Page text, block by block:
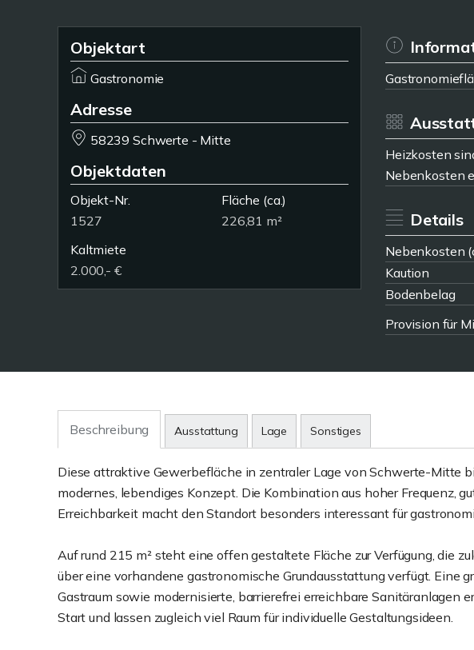
Objektart
Gastronomie
Adresse
58239 Schwerte - Mitte
Objektdaten
Objekt-Nr.
1527
Fläche (ca.)
226,81 m²
Kaltmiete
2.000,- €
Heizkosten
Nebenkosten
Details
Nebenkosten
Kaution
Bodenbelag
Provision für
Beschreibung Ausstattung Lage Sonstiges
Diese attraktive Gewerbefläche in zentraler Lage von Schwerte-Mitte
modernes, lebendiges Konzept. Die Kombination aus hoher Frequenz,
Erreichbarkeit macht den Standort besonders interessant für
Auf rund 215 m² steht eine offen gestaltete Fläche zur Verfügung, die
über eine vorhandene gastronomische Grundausstattung verfügt. Eine
Gastraum sowie modernisierte, barrierefrei erreichbare Sanitäranlagen
Start und lassen zugleich viel Raum für individuelle Gestaltungsideen.